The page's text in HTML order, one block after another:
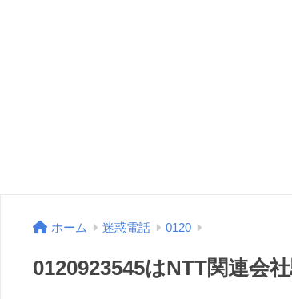
ホーム 迷惑電話 0120
0120923545はNTT関連会